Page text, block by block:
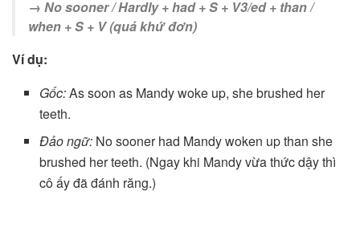
→ No sooner / Hardly + had + S + V3/ed + than /
when + S + V (quá khứ đơn)
Ví dụ:
Gốc:As soon as Mandy woke up, she brushed her
teeth.
Đảo ngữ: No sooner had Mandy woken up than she
brushed her teeth. (Ngay khi Mandy vừa thức dậy thì
cô ấy đã đánh răng.)